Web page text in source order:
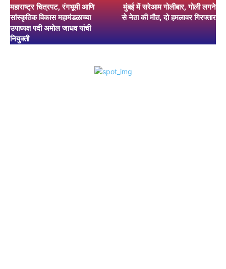
महाराष्ट्र चित्रपट, रंगभूमी आणि
सांस्कृतिक विकास महामंडळाच्या
उपाध्यक्ष पदी अमाेल जाधव यांची
नियुक्ती
मुंबई में सरेआम गोलीबार, गोली लगने
से नेता की मौत, दो हमलावर गिरफ्तार